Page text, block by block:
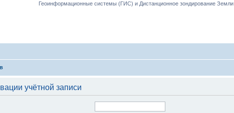
Геоинформационные системы (ГИС) и Дистанционное зондирование Земли
учётной записи